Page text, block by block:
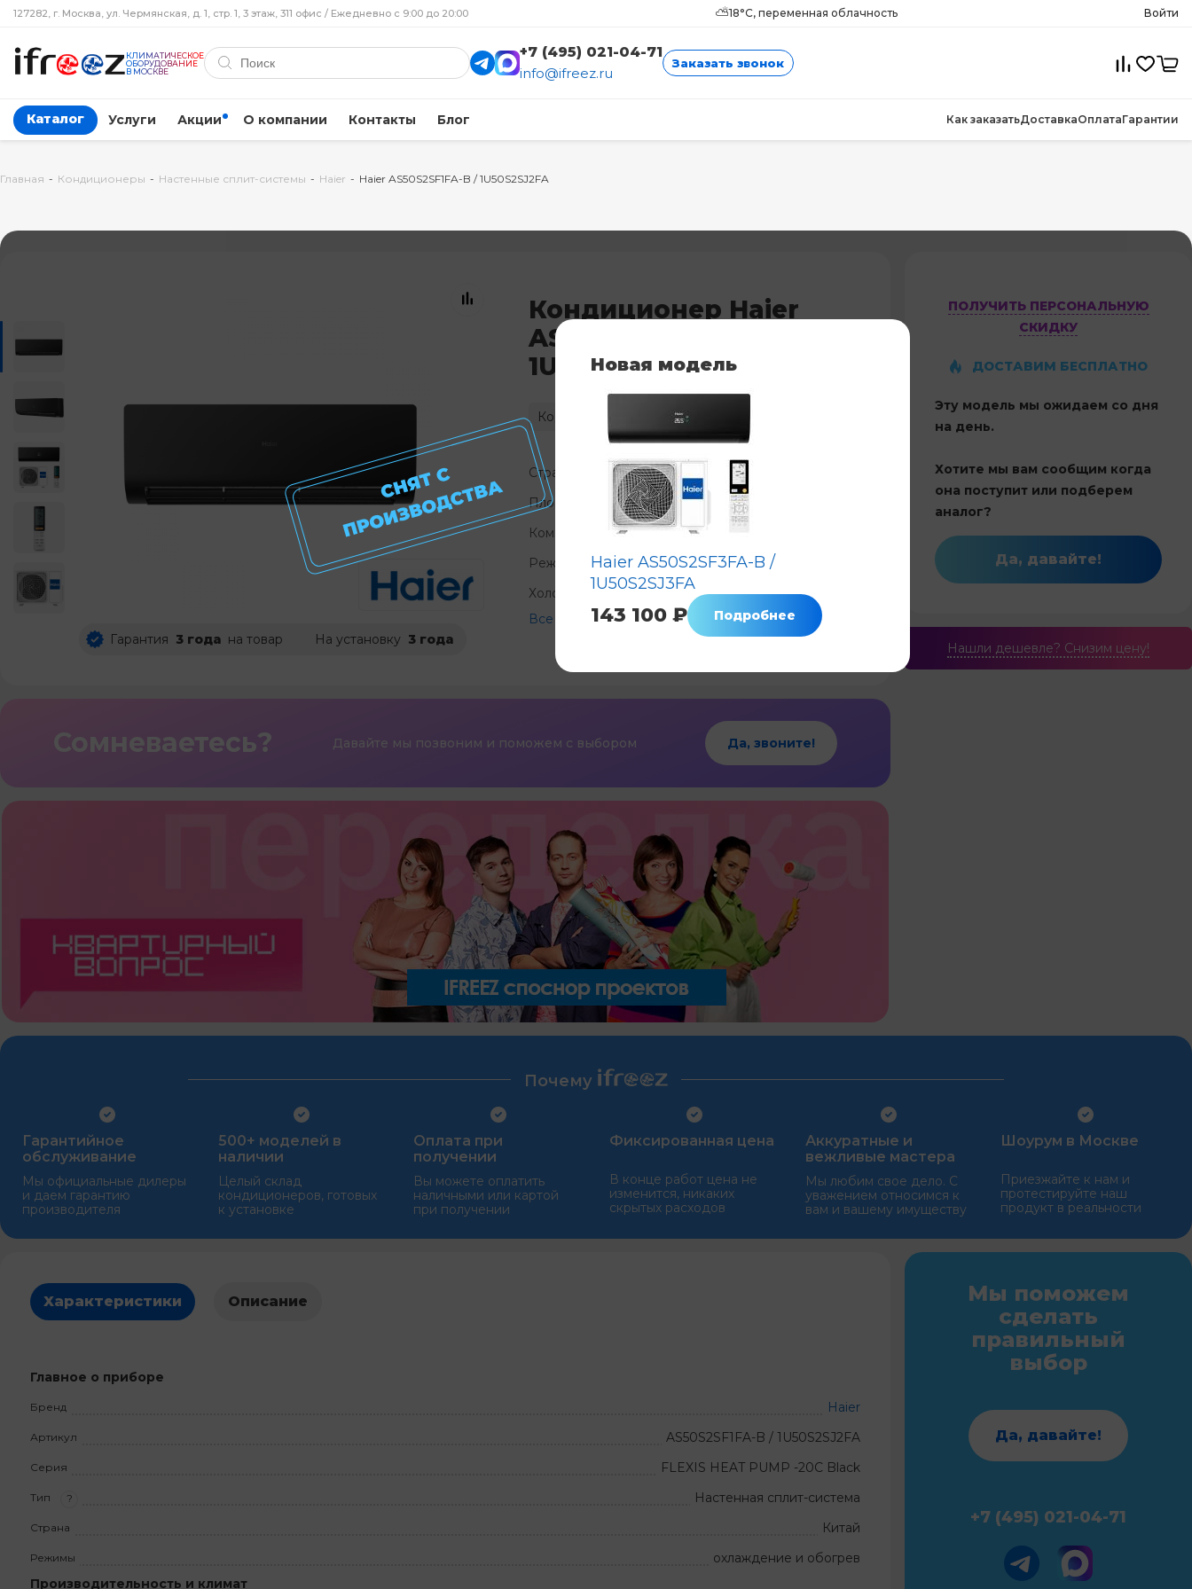
127282, г. Москва, ул. Чермянская, д. 1, стр. 1, 3 этаж, 311 офис / Ежедневно с 9:00 до 20:00 ⛅18°C, переменная облачность Войти
КЛИМАТИЧЕСКОЕ
ОБОРУДОВАНИЕ
В МОСКВЕ
+7 (495) 021-04-71
info@ifreez.ru
Заказать звонок
Каталог Услуги Акции О компании Контакты Блог Как заказатьДоставкаОплатаГарантии
Главная - Кондиционеры - Настенные сплит-системы - Haier - Haier AS50S2SF1FA-B / 1U50S2SJ2FA
Гарантия 3 года на товар На установку 3 года
Кондиционер Haier
AS50S2SF1FA-B /
1U50S2SJ2FA
Код: 6210 Нет в наличии
Страна
Площадь, м²
?
Компрессор
?
Режимы
охлаждение и обогрев
Холод, КВт/ч
?
Все характеристики
Сомневаетесь? Давайте мы позвоним и поможем с выбором Да, звоните!
ПОЛУЧИТЬ ПЕРСОНАЛЬНУЮ
СКИДКУ
ДОСТАВИМ БЕСПЛАТНО
Эту модель мы ожидаем со дня
на день.
Хотите мы вам сообщим когда
она поступит или подберем
аналог?
Да, давайте!
Нашли дешевле? Cнизим цену!
Почему
Гарантийное
обслуживание
Мы официальные дилеры
и даем гарантию
производителя
500+ моделей в
наличии
Целый склад
кондиционеров, готовых
к установке
Оплата при
получении
Вы можете оплатить
наличными или картой
при получении
Фиксированная цена
В конце работ цена не
изменится, никаких
скрытых расходов
Аккуратные и
вежливые мастера
Мы любим свое дело. С
уважением относимся к
вам и вашему имуществу
Шоурум в Москве
Приезжайте к нам и
протестируйте наш
продукт в реальности
Характеристики Описание
Главное о приборе
Бренд Haier
Артикул AS50S2SF1FA-B / 1U50S2SJ2FA
Серия FLEXIS HEAT PUMP -20C Black
Тип ? Настенная сплит-система
Страна Китай
Режимы
охлаждение и обогрев
Производительность и климат
Мы поможем
сделать
правильный
выбор
Да, давайте!
+7 (495) 021-04-71
Новая модель
Haier AS50S2SF3FA-B /
1U50S2SJ3FA
143 100 ₽ Подробнее